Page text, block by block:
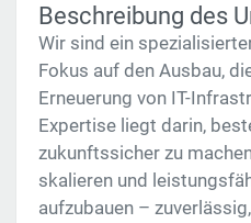
Beschreibung des
Wir sind ein
Fokus auf den Ausbau,
Erneuerung von IT-
Expertise liegt darin,
zukunftssicher zu
skalieren und
aufzubauen –